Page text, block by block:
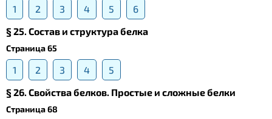
1 2 3 4 5
6
§ 25. Состав и структура белка
Страница 65
1 2 3 4
5
§ 26. Свойства белков. Простые и сложные белки
Страница 68